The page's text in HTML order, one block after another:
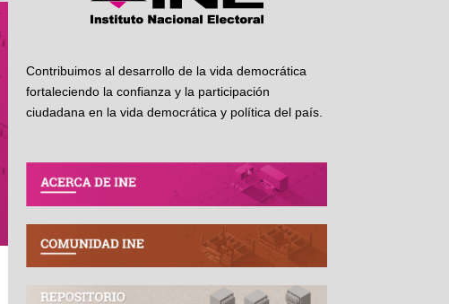
Contribuimos al desarrollo de la vida democrática
fortaleciendo la confianza y la participación
ciudadana en la vida democrática y política del país.